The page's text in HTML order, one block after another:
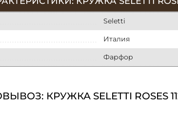
Seletti
Италия
Фарфор
КРУЖКА SELETTI ROSES